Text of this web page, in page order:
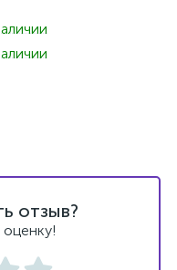
отзыв?